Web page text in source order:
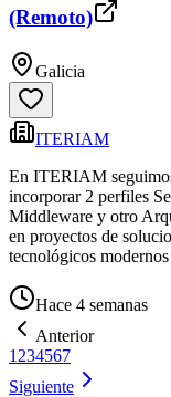
(Remoto)
Galicia
ITERIAM
En ITERIAM
incorporar 2 perfiles
Middleware y otro
en proyectos de
tecnológicos
Hace 4 semanas
Anterior
1 234567
Siguiente